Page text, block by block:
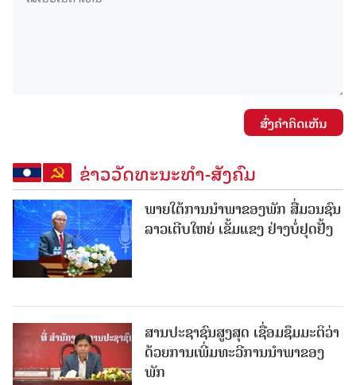
ສົ່ງຄໍາຄິດເຫັນ
ຂ່າວວັດທະນະທຳ-ສັງຄົມ
ພາຍໃຕ້ການນໍາພາຂອງພັກ ສື່ມວນຊົນ
ລາວເຕີບໃຫຍ່ ເຂັ້ມແຂງ ຢ່າງບໍ່ຢຸດຢັ້ງ
ສານປະຊາຊົນສູງສຸດ ເຊື່ອມຊຶມມະຕິວ່າ
ດ້ວຍການເພີ່ມທະວີການນຳພາຂອງ
ພັກ